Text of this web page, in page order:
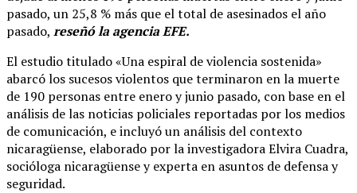
pasado, un 25,8 % más que el total de asesinados el año
pasado, reseñó la agencia EFE.
El estudio titulado «Una espiral de violencia sostenida»
abarcó los sucesos violentos que terminaron en la muerte
de 190 personas entre enero y junio pasado, con base en el
análisis de las noticias policiales reportadas por los medios
de comunicación, e incluyó un análisis del contexto
nicaragüense, elaborado por la investigadora Elvira Cuadra,
socióloga nicaragüense y experta en asuntos de defensa y
seguridad.